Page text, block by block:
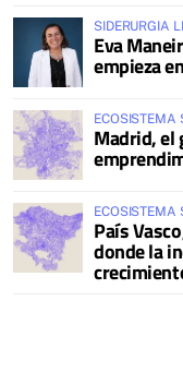
SIDERURGIA
Eva
empieza
ECOSISTEMA
Madrid, el
ECOSISTEMA
País
donde la